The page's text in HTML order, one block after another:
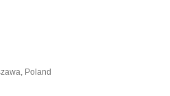
Poland